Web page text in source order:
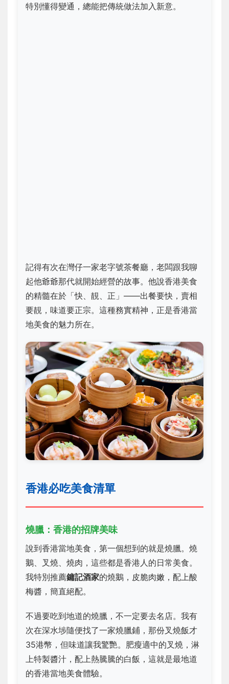
特別懂得變通，總能把傳統做法加入新意。
記得有次在灣仔一家老字號茶餐廳，老闆跟我聊
起他爺爺那代就開始經營的故事。他說香港美食
的精髓在於「快、靚、正」——出餐要快，賣相
要靚，味道要正宗。這種務實精神，正是香港當
地美食的魅力所在。
香港必吃美食清單
燒臘：香港的招牌美味
說到香港當地美食，第一個想到的就是燒臘。燒
鵝、叉燒、燒肉，這些都是香港人的日常美食。
我特別推薦鏞記酒家的燒鵝，皮脆肉嫩，配上酸
梅醬，簡直絕配。
不過要吃到地道的燒臘，不一定要去名店。我有
次在深水埗隨便找了一家燒臘鋪，那份叉燒飯才
35港幣，但味道讓我驚艷。肥瘦適中的叉燒，淋
上特製醬汁，配上熱騰騰的白飯，這就是最地道
的香港當地美食體驗。